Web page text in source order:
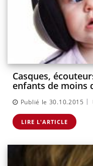
Casques,
enfants de moins
Publié le 30.10.2015 |
LIRE L'ARTICLE